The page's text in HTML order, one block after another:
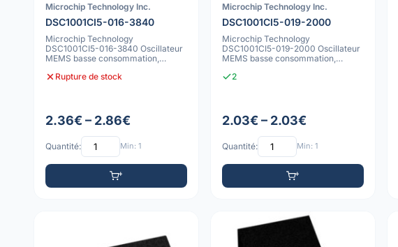
Microchip Technology Inc.
DSC1001CI5-016-3840
Microchip Technology
DSC1001CI5-016-3840 Oscillateur
MEMS basse consommation,
Rupture de stock
2.36€ – 2.86€
Quantité: Min: 1
Microchip Technology Inc.
DSC1001CI5-019-2000
Microchip Technology
DSC1001CI5-019-2000 Oscillateur
MEMS basse consommation,
2
2.03€ – 2.03€
Quantité: Min: 1